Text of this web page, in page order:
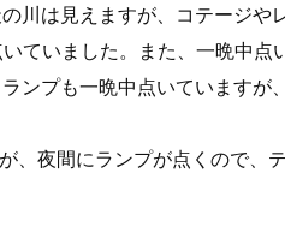
川は見えますが、コテージや
ていました。また、一晩中点
ンプも一晩中点いていますが
、夜間にランプが点くので、